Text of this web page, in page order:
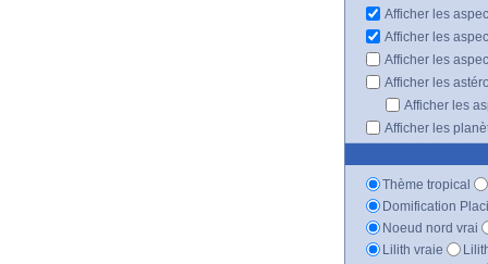
Afficher les
Afficher les
Afficher les
Afficher les
Afficher les
Afficher les
Thème tropical
Domification
Noeud nord vrai
Lilith vraie